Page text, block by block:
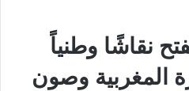
نقاشًا وطنياً
المغربية وصون